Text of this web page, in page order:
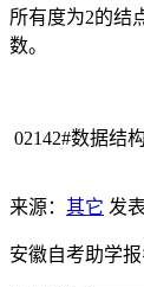
所有度为2的结
数。
02142#数据结
来源： 其它 发
安徽自考助学